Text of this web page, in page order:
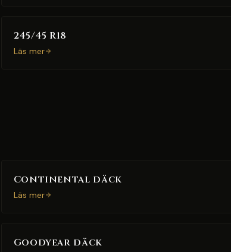
245/45 R18
Läs mer
Continental däck
Läs mer
Goodyear däck